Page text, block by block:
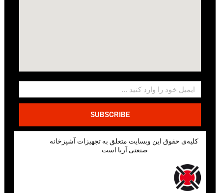
SUBSCRIBE
کلیه‌ی حقوق این وبسایت متعلق به تجهیزات آشپزخانه
صنعتی آریا است.